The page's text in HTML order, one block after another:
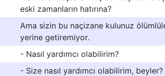
eski zamanların hatırına?
Ama sizin bu naçizane kulunuz
yerine getiremiyor.
- NasıI yardımcı olabilirim?
- Size nasıl yardımcı olabilirim, beyler?